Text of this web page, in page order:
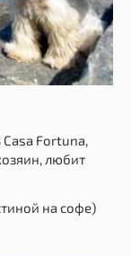
Casa Fortuna,
любит
на софе)